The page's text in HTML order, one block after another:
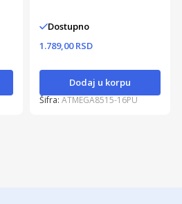
Dostupno
1.789,00 RSD
Dodaj u korpu
Šifra:ATMEGA8515-16PU